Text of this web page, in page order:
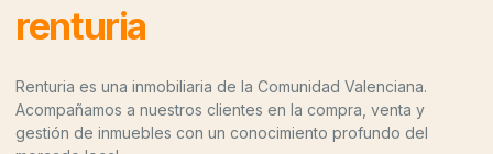
renturia
Renturia es una inmobiliaria de la Comunidad Valenciana.
Acompañamos a nuestros clientes en la compra, venta y
gestión de inmuebles con un conocimiento profundo del